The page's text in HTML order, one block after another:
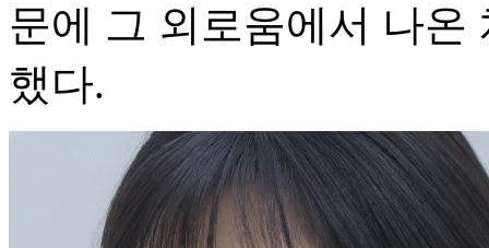
문에 그 외로움에서 나
했다.